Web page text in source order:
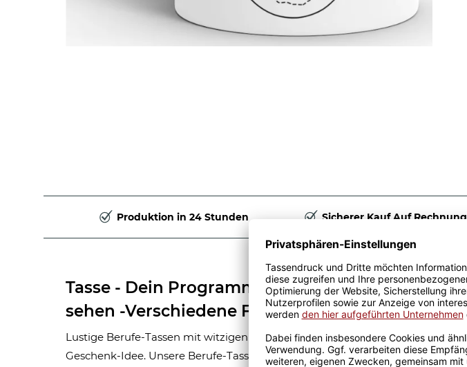
Produktion in 24 Stunden Sicherer Kauf Auf Rechnung
Tasse - Dein Programm und wie User es
sehen -Verschiedene Farben-
Lustige Berufe-Tassen mit witzigen Sprüchen sind immer eine tolle
Geschenk-Idee. Unsere Berufe-Tassen bestehen aus hochwertiger Keramik